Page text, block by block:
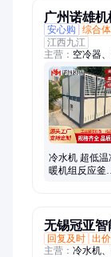
广州诺雄机
安心购
综合
江西九江
主营： 空冷器
出机、反应釜
粒机、水冷机
冷机、油冷机
冷水机 超低温
暖机组反应釜控
无锡冠亚智
回复及时 出
主营： 冷水机